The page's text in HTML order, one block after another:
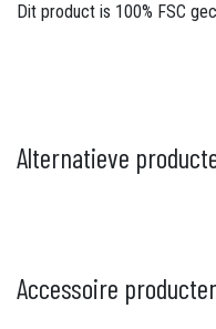
Dit product is 100% FSC
Alternatieve
Accessoire